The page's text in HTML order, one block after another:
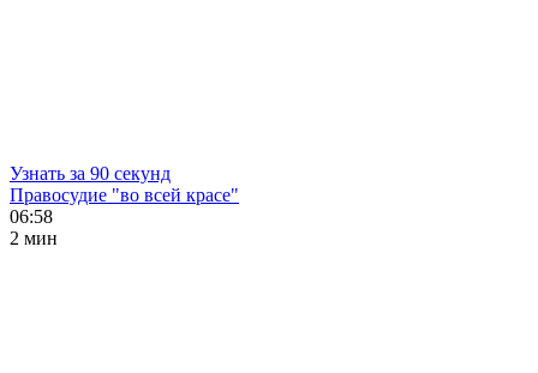
Узнать за 90 секунд
Правосудие "во всей красе"
06:58
2 мин